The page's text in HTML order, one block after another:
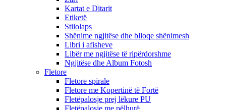
Kartat e Ditarit
Etiketë
Stilolaps
Shënime ngjitëse dhe blloqe shënimesh
Libri i afisheve
Libër me ngjitëse të ripërdorshme
Ngjitëse dhe Album Fotosh
Fletore
Fletore spirale
Fletore me Kopertinë të Fortë
Fletëpalosje prej lëkure PU
Fletëpalosje me pëlhurë